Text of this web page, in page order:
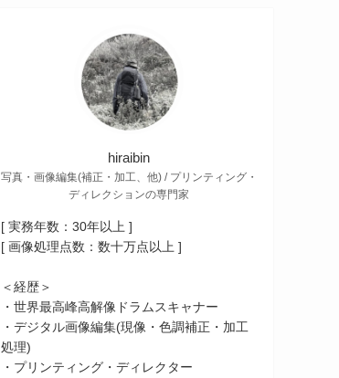
hiraibin
写真・画像編集(補正・加工、他) / プリンティング・
ディレクションの専門家
[ 実務年数：30年以上 ]
[ 画像処理点数：数十万点以上 ]
＜経歴＞
・世界最高峰高解像ドラムスキャナー
・デジタル画像編集(現像・色調補正・加工
処理)
・プリンティング・ディレクター